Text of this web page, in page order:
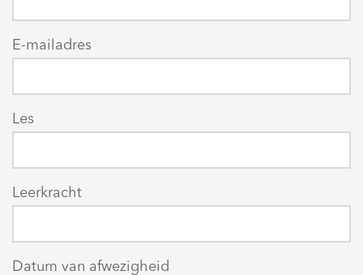
E-mailadres
Les
Leerkracht
Datum van afwezigheid